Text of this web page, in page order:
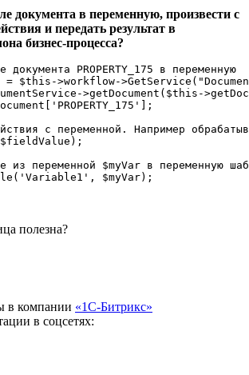
документа в переменную, произвести с
и передать результат в
бизнес-процесса?
PROPERTY_175 в переменную
= $this->workflow-
>getDocument($this-
с переменной. Например
из переменной $myVar в переменную
полезна?
в компании «1С-Битрикс»
в соцсетях: